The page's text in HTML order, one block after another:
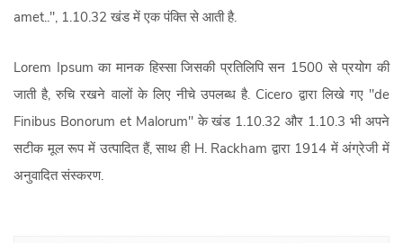
amet..", 1.10.32 खंड में एक पंक्ति से आती है.
Lorem Ipsum का मानक हिस्सा जिसकी प्रतिलिपि सन 1500 से प्रयोग की
जाती है, रुचि रखने वालों के लिए नीचे उपलब्ध है. Cicero द्वारा लिखे गए "de
Finibus Bonorum et Malorum" के खंड 1.10.32 और 1.10.3 भी अपने
सटीक मूल रूप में उत्पादित हैं, साथ ही H. Rackham द्वारा 1914 में अंग्रेजी में
अनुवादित संस्करण.